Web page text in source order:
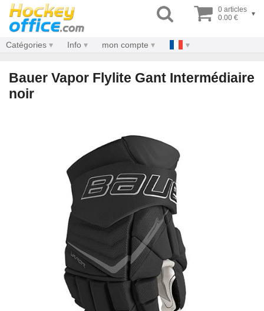
0 articles
0.00 €
▾
Catégories Info mon compte
Bauer Vapor Flylite Gant Intermédiaire
noir